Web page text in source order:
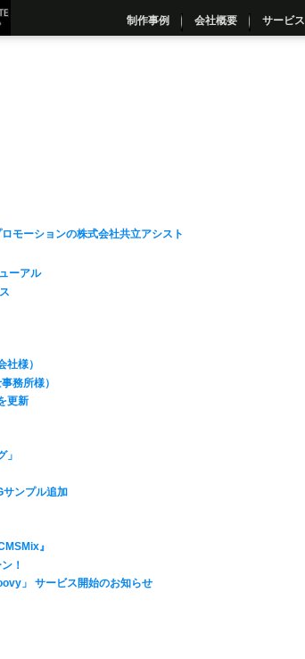
制作事例 会社概要 サービス
モーションの株式会社共立アシスト
ーアル
様）
務所様）
更新
」
ンプル追加
』
！
」 サービス開始のお知らせ